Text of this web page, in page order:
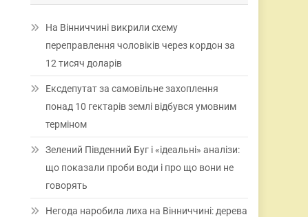
На Вінниччині викрили схему
переправлення чоловіків через кордон за
12 тисяч доларів
Ексдепутат за самовільне захоплення
понад 10 гектарів землі відбувся умовним
терміном
Зелений Південний Буг і «ідеальні» аналізи:
що показали проби води і про що вони не
говорять
Негода наробила лиха на Вінниччині: дерева